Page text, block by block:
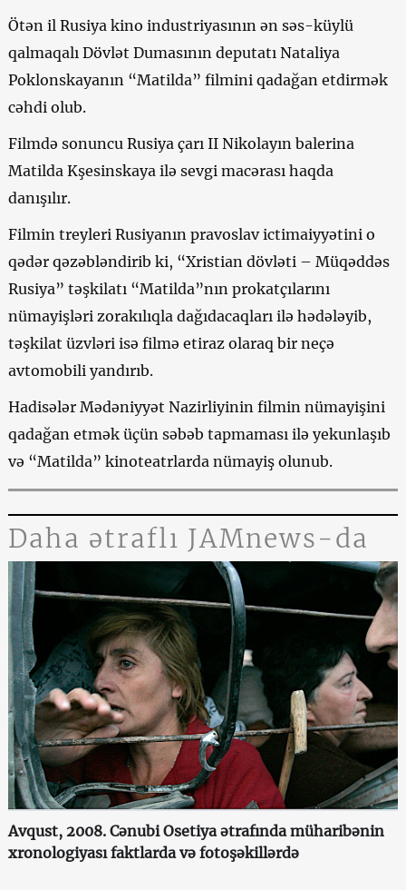
Ötən il Rusiya kino industriyasının ən səs-küylü
qalmaqalı Dövlət Dumasının deputatı Nataliya
Poklonskayanın “Matilda” filmini qadağan etdirmək
cəhdi olub.
Filmdə sonuncu Rusiya çarı II Nikolayın balerina
Matilda Kşesinskaya ilə sevgi macərası haqda
danışılır.
Filmin treyleri Rusiyanın pravoslav ictimaiyyətini o
qədər qəzəbləndirib ki, “Xristian dövləti – Müqəddəs
Rusiya” təşkilatı “Matilda”nın prokatçılarını
nümayişləri zorakılıqla dağıdacaqları ilə hədələyib,
təşkilat üzvləri isə filmə etiraz olaraq bir neçə
avtomobili yandırıb.
Hadisələr Mədəniyyət Nazirliyinin filmin nümayişini
qadağan etmək üçün səbəb tapmaması ilə yekunlaşıb
və “Matilda” kinoteatrlarda nümayiş olunub.
Daha ətraflı JAMnews-da
Avqust, 2008. Cənubi Osetiya ətrafında müharibənin
xronologiyası faktlarda və fotoşəkillərdə